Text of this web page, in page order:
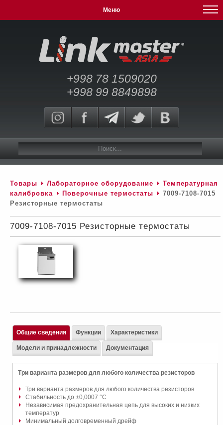
Меню
+998 78 1509020
+998 99 8849898
Товары Лабораторное оборудование
Температурная
калибровка
Поверочные термостаты
7009-7108-7015
Резисторные термостаты
7009-7108-7015 Резисторные термостаты
Общие сведения
Три варианта размеров для любого количества резисторов
Три варианта размеров для любого количества резисторов
Стабильность до ±0,0007 °C
Независимая предохранительная цепь для высоких и низких
температур
Минимальный долговременный дрейф
Функции Характеристики
Модели и принадлежности Документация